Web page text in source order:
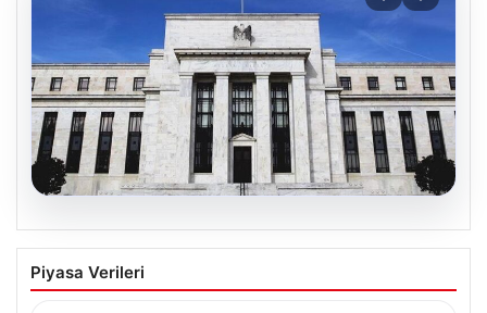
06.08.2026
Fed faizi sabit tuttu
Piyasa Verileri